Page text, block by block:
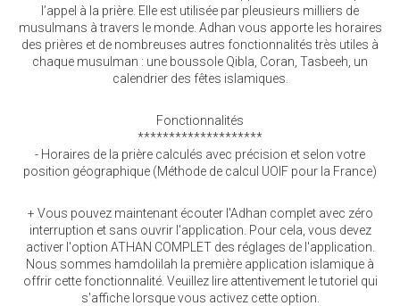
l’appel à la prière. Elle est utilisée par pleusieurs milliers de
musulmans à travers le monde. Adhan vous apporte les horaires
des prières et de nombreuses autres fonctionnalités très utiles à
chaque musulman : une boussole Qibla, Coran, Tasbeeh, un
calendrier des fêtes islamiques.
Fonctionnalités
********************
- Horaires de la prière calculés avec précision et selon votre
position géographique (Méthode de calcul UOIF pour la France)
+ Vous pouvez maintenant écouter l'Adhan complet avec zéro
interruption et sans ouvrir l'application. Pour cela, vous devez
activer l'option ATHAN COMPLET des réglages de l'application.
Nous sommes hamdolilah la première application islamique à
offrir cette fonctionnalité. Veuillez lire attentivement le tutoriel qui
s'affiche lorsque vous activez cette option.